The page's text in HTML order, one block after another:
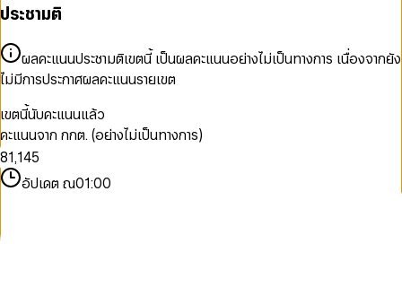
ประชามติ
ผลคะแนนประชามติเขตนี้ เป็นผลคะแนนอย่างไม่เป็นทางการ เนื่องจากยัง
ไม่มีการประกาศผลคะแนนรายเขต
เขตนี้นับคะแนนแล้ว
คะแนนจาก กกต. (อย่างไม่เป็นทางการ)
0
1
2
3
4
5
6
7
8
9
0
1
2
3
,
0
1
2
3
0
1
2
3
4
5
6
0
1
2
3
4
5
6
7
อัปเดต ณ01:00